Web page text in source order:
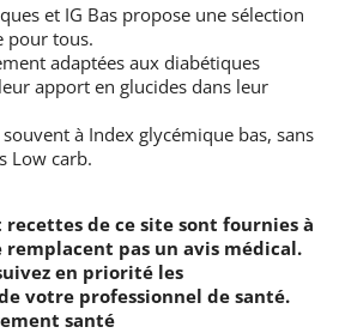
et IG Bas propose une sélection
pour tous.
adaptées aux diabétiques
apport en glucides dans leur
souvent à Index glycémique bas, sans
Low carb.
de ce site sont fournies à
pas un avis médical.
en priorité les
votre professionnel de santé.
santé